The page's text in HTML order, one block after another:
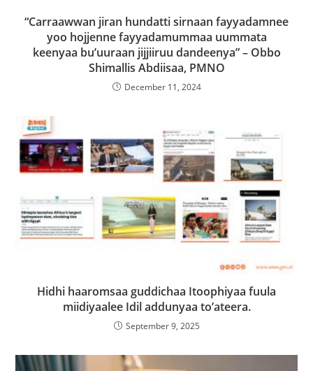
“Carraawwan jiran hundatti sirnaan fayyadamnee
yoo hojjenne fayyadamummaa uummata
keenyaa bu’uuraan jijjiiruu dandeenya” – Obbo
Shimallis Abdiisaa, PMNO
December 11, 2024
Hidhi haaromsaa guddichaa Itoophiyaa fuula
miidiyaalee Idil addunyaa to’ateera.
September 9, 2025